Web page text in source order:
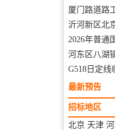
厦门路道路
沂河新区北
2026年普通
河东区八湖
G518日定线
最新预告
招标地区
北京 天津